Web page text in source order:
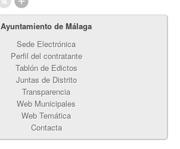
Ayuntamiento de Málaga
Sede Electrónica
Perfil del contratante
Tablón de Edictos
Juntas de Distrito
Transparencia
Web Municipales
Web Temática
Contacta